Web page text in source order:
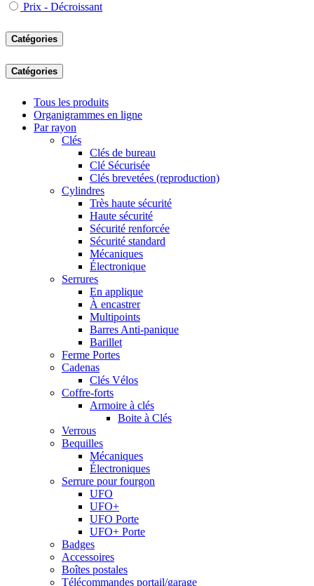
Prix - Décroissant
Catégories
Catégories
Tous les produits
Organigrammes en ligne
Par rayon
Clés
Clés de bureau
Clé Sécurisée
Clés brevetées (reproduction)
Cylindres
Très haute sécurité
Haute sécurité
Sécurité renforcée
Sécurité standard
Mécaniques
Électronique
Serrures
En applique
À encastrer
Multipoints
Barres Anti-panique
Barillet
Ferme Portes
Cadenas
Clés Vélos
Coffre-forts
Armoire à clés
Boite à Clés
Verrous
Bequilles
Mécaniques
Électroniques
Serrure pour fourgon
UFO
UFO+
UFO Porte
UFO+ Porte
Badges
Accessoires
Boîtes postales
Télécommandes portail/garage